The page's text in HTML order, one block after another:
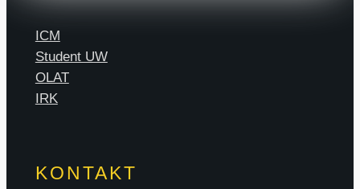
ICM
Student UW
OLAT
IRK
KONTAKT